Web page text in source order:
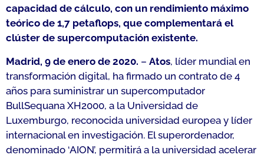
capacidad de cálculo, con un rendimiento máximo
teórico de 1,7 petaflops, que complementará el
clúster de supercomputación existente.
Madrid, 9 de enero de 2020. – Atos, líder mundial en
transformación digital, ha firmado un contrato de 4
años para suministrar un supercomputador
BullSequana XH2000, a la Universidad de
Luxemburgo, reconocida universidad europea y líder
internacional en investigación. El superordenador,
denominado ‘AION’, permitirá a la universidad acelerar